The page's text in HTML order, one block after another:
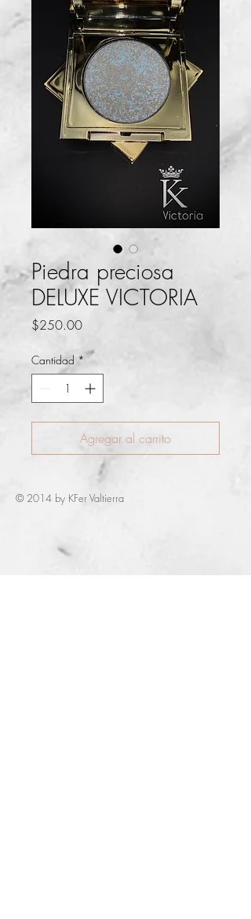
Piedra preciosa
DELUXE VICTORIA
$250.00Precio
Cantidad *
Agregar al carrito
© 2014 by KFer Valtierra